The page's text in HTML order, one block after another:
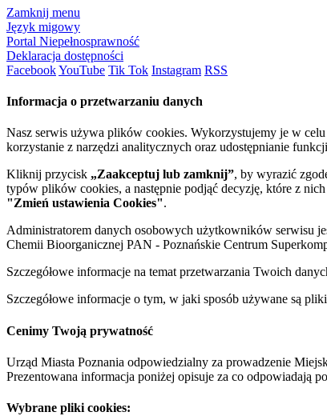
Zamknij menu
Język migowy
Portal Niepełnosprawność
Deklaracja dostępności
FacebookYouTube Tik Tok Instagram RSS
Informacja o przetwarzaniu danych
Nasz serwis używa plików cookies. Wykorzystujemy je w
korzystanie z narzędzi analitycznych oraz udostępnianie
Kliknij przycisk „Zaakceptuj lub zamknij”, by wyrazić
typów plików cookies, a następnie podjąć decyzję, które z
"Zmień ustawienia Cookies".
Administratorem danych osobowych użytkowników serwisu
Chemii Bioorganicznej PAN - Poznańskie Centrum
Szczegółowe informacje na temat przetwarzania Twoich
Szczegółowe informacje o tym, w jaki sposób używane są
Cenimy Twoją prywatność
Urząd Miasta Poznania odpowiedzialny za prowadzenie
Prezentowana informacja poniżej opisuje za co odpowiadają
Wybrane pliki cookies: